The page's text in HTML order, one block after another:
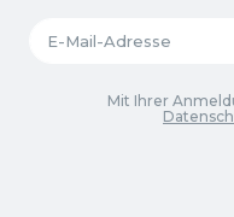
Mit Ihrer